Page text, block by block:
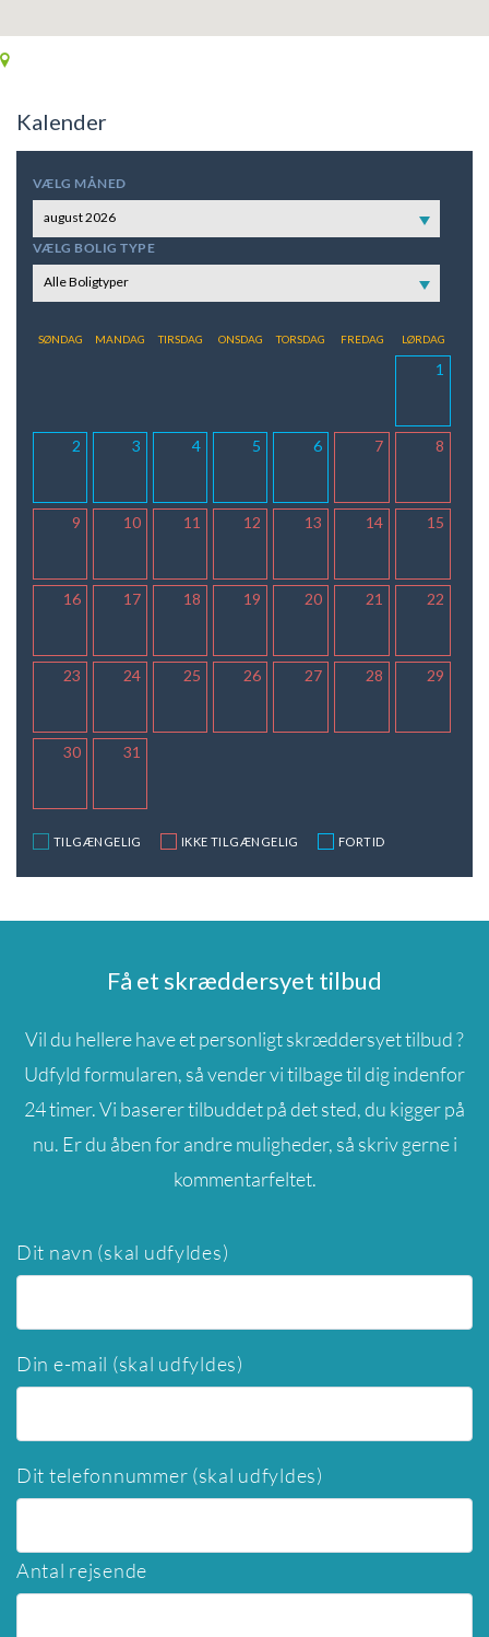
Kalender
VÆLG MÅNED
august 2026
VÆLG BOLIG TYPE
Alle Boligtyper
SØNDAG MANDAG TIRSDAG ONSDAG TORSDAG FREDAG LØRDAG
1
2 3 4 5 6 7 8
9 10 11 12 13 14 15
16 17 18 19 20 21 22
23 24 25 26 27 28 29
30 31
TILGÆNGELIG IKKE TILGÆNGELIG FORTID
Få et skræddersyet tilbud
Vil du hellere have et personligt skræddersyet tilbud ?
Udfyld formularen, så vender vi tilbage til dig indenfor
24 timer. Vi baserer tilbuddet på det sted, du kigger på
nu. Er du åben for andre muligheder, så skriv gerne i
kommentarfeltet.
Dit navn (skal udfyldes)
Din e-mail (skal udfyldes)
Dit telefonnummer (skal udfyldes)
Antal rejsende